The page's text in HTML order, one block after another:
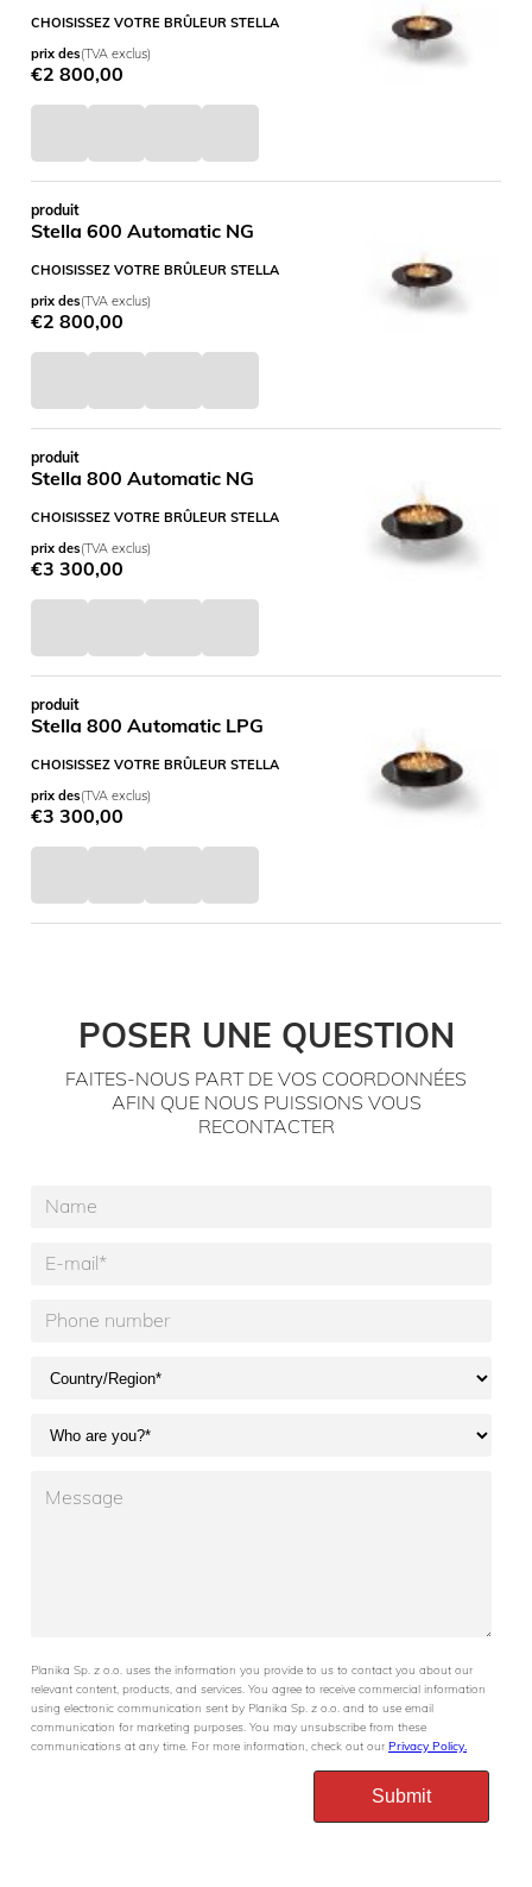
CHOISISSEZ VOTRE BRÛLEUR STELLA
prix des(TVA exclus)
€2 800,00
produit
Stella 600 Automatic NG
CHOISISSEZ VOTRE BRÛLEUR STELLA
prix des(TVA exclus)
€2 800,00
produit
Stella 800 Automatic NG
CHOISISSEZ VOTRE BRÛLEUR STELLA
prix des(TVA exclus)
€3 300,00
produit
Stella 800 Automatic LPG
CHOISISSEZ VOTRE BRÛLEUR STELLA
prix des(TVA exclus)
€3 300,00
POSER UNE QUESTION
FAITES-NOUS PART DE VOS COORDONNÉES
AFIN QUE NOUS PUISSIONS VOUS
RECONTACTER
Planika Sp. z o.o. uses the information you provide to us to contact you about our
relevant content, products, and services. You agree to receive commercial information
using electronic communication sent by Planika Sp. z o.o. and to use email
communication for marketing purposes. You may unsubscribe from these
communications at any time. For more information, check out our Privacy Policy.